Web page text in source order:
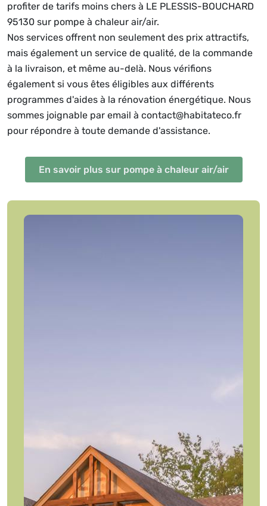
profiter de tarifs moins chers à LE PLESSIS-BOUCHARD
95130 sur pompe à chaleur air/air.
Nos services offrent non seulement des prix attractifs,
mais également un service de qualité, de la commande
à la livraison, et même au-delà. Nous vérifions
également si vous êtes éligibles aux différents
programmes d'aides à la rénovation énergétique. Nous
sommes joignable par email à contact@habitateco.fr
pour répondre à toute demande d'assistance.
En savoir plus sur pompe à chaleur air/air